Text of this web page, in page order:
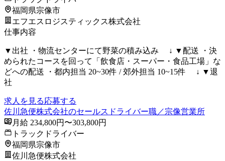
福岡県宗像市
エフエスロジスティックス株式会社
仕事内容
▼出社 ・物流センターにて野菜の積み込み ↓ ▼配送 ・決
められたコースを回って「飲食店・スーパー・食品工場」な
どへの配送 ・都内担当 20~30件 / 郊外担当 10~15件 ↓ ▼退
社
求人を見る応募する
佐川急便株式会社のセールスドライバー職／宗像営業所
月給 234,800円〜303,800円
トラックドライバー
福岡県宗像市
佐川急便株式会社